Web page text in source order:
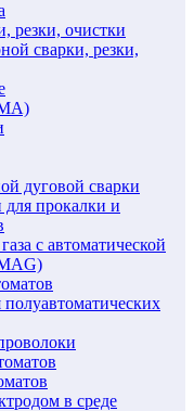
резки, очистки
сварки, резки,
дуговой сварки
прокалки и
с автоматической
в среде